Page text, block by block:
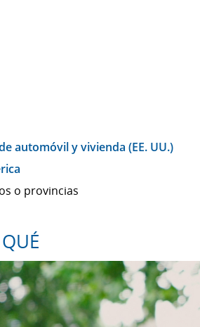
automóvil y vivienda (EE. UU.)
o provincias